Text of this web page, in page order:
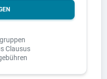
Clausus